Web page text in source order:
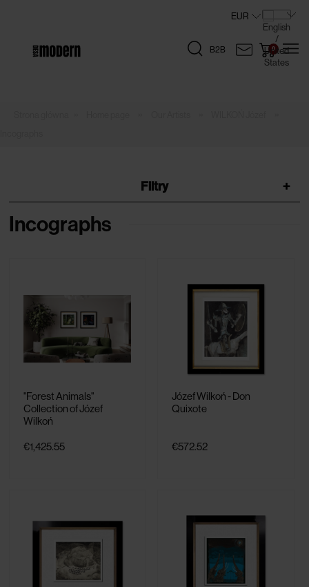
B2B
Filtry +
Incographs
"Forest Animals"
Collection of Józef
Wilkoń
€1,425.55
Józef Wilkoń - Don
Quixote
€572.52